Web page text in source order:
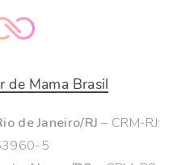
de Mama Brasil
de Janeiro/RJ – CRM-RJ:
5